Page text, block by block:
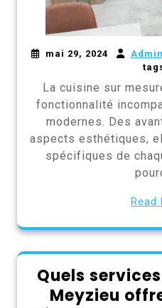
mai 29, 2024 Admin
La cuisine sur
fonctionnalité
modernes. Des
aspects esthétiques,
spécifiques de
Read
Quels
Meyzieu